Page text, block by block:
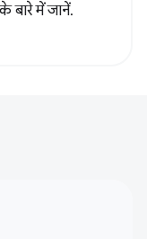
बारे में जानें.